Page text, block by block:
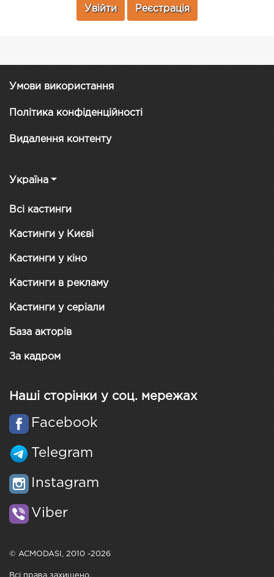
Увійти Реєстрація
Умови використання
Політика конфіденційності
Видалення контенту
Україна
Всі кастинги
Кастинги у Києві
Кастинги у кіно
Кастинги в рекламу
Кастинги у серіали
База акторів
За кадром
Наші сторінки у соц. мережах
Facebook
Telegram
Instagram
Viber
© ACMODASI, 2010 -2026
Всі права захищено.